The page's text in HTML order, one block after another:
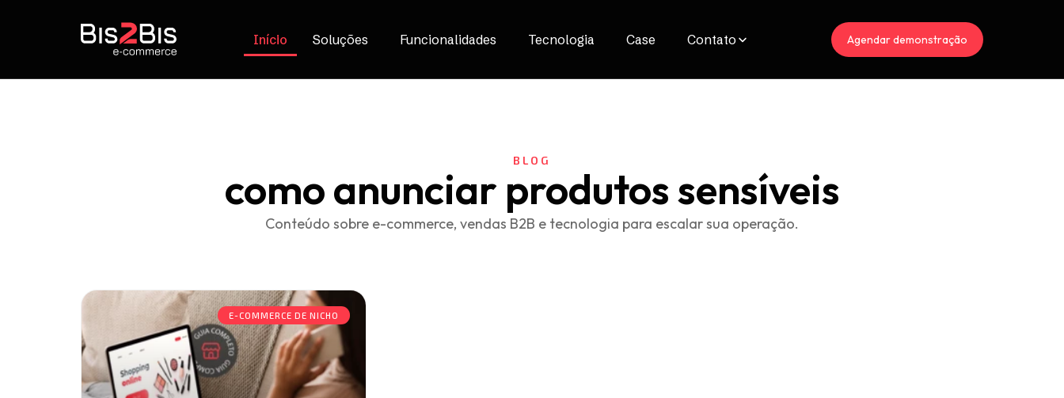
Início Soluções Funcionalidades Tecnologia Case Contato Agendar demonstração
BLOG
como anunciar produtos sensíveis
Conteúdo sobre e-commerce, vendas B2B e tecnologia para escalar sua operação.
E-COMMERCE DE NICHO